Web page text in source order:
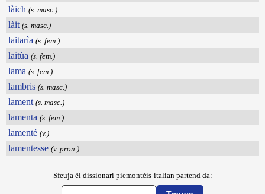
làich (s. masc.)
làit (s. masc.)
laitarìa (s. fem.)
laitùa (s. fem.)
lama (s. fem.)
lambris (s. masc.)
lament (s. masc.)
lamenta (s. fem.)
lamenté (v.)
lamentesse (v. pron.)
Sfeuja ël dissionari piemontèis-italian partend da: